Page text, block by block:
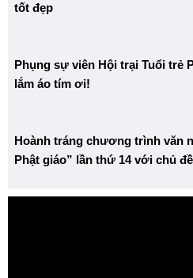
tốt đẹp
Phụng sự viên Hội trại Tuổi trẻ
lắm áo tím ơi!
Hoành tráng chương trình văn
Phật giáo” lần thứ 14 với chủ